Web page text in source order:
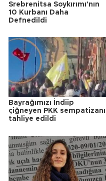
Srebrenitsa Soykırımı'nın
10 Kurbanı Daha
Defnedildi
Bayrağımızı İndiip
çiğneyen PKK sempatizanı
tahliye edildi